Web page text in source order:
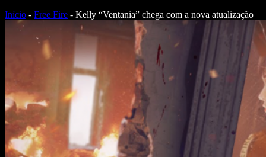
Início - Free Fire - Kelly “Ventania” chega com a nova atualização